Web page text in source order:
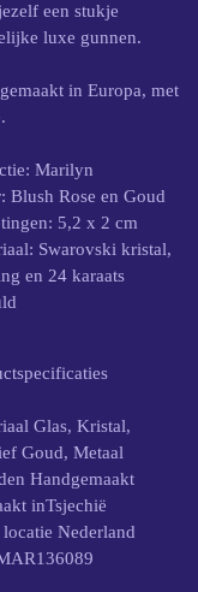
een stukje
luxe gunnen.
in Europa, met
Marilyn
Blush Rose en Goud
5,2 x 2 cm
Swarovski kristal,
en 24 karaats
Glas, Kristal,
Goud, Metaal
Handgemaakt
inTsjechië
Nederland